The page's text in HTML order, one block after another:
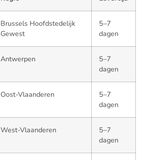
Brussels Hoofdstedelijk
Gewest
5–7
dagen
Antwerpen
5–7
dagen
Oost-Vlaanderen
5–7
dagen
West-Vlaanderen
5–7
dagen